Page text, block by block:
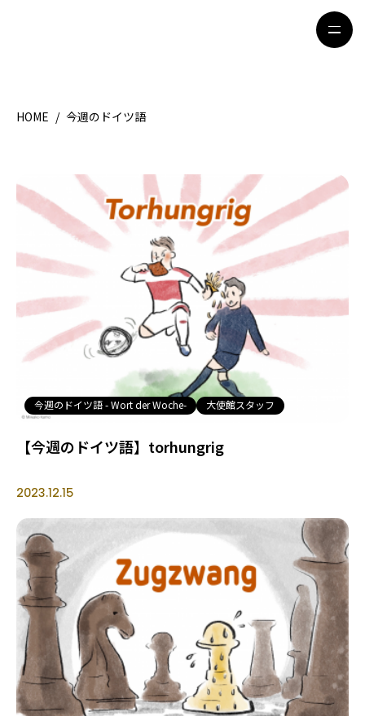
HOME
観光ガイド
留学＆キャリア
ライフスタイル
著者一覧
ライター募集
HOME / 今週のドイツ語
今週のドイツ語 - Wort der Woche- 大使館スタッフ
【今週のドイツ語】torhungrig
2023.12.15